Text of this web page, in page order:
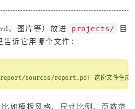
、图片等）放进 projects/
目
诉它用哪个文件：
sources/report.pdf 这份文件生成
如模板风格、尺寸比例、页数范